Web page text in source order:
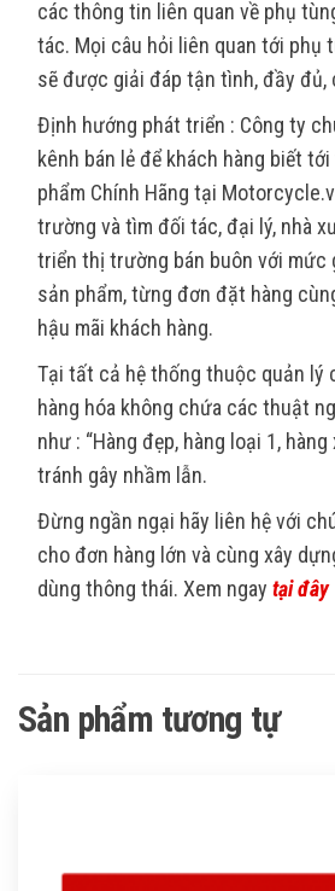
các thông tin liên quan về phụ
tác. Mọi câu hỏi liên quan tới phụ
sẽ được giải đáp tận tình, đầy đủ,
Định hướng phát triển : Công ty
kênh bán lẻ để khách hàng biết
phẩm Chính Hãng tại
trường và tìm đối tác, đại lý, nhà
triển thị trường bán buôn với
sản phẩm, từng đơn đặt hàng
hậu mãi khách hàng.
Tại tất cả hệ thống thuộc quản lý
hàng hóa không chứa các thuật
như : “Hàng đẹp, hàng loại 1,
tránh gây nhầm lẫn.
Đừng ngần ngại hãy liên hệ với
cho đơn hàng lớn và cùng xây
dùng thông thái. Xem ngay tại đây
Sản phẩm tương tự